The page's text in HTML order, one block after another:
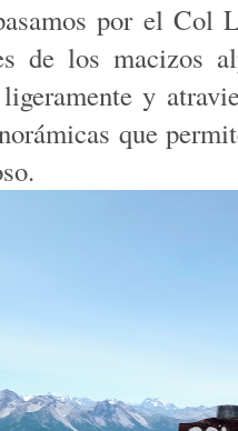
por el Col
de los macizos
y
que